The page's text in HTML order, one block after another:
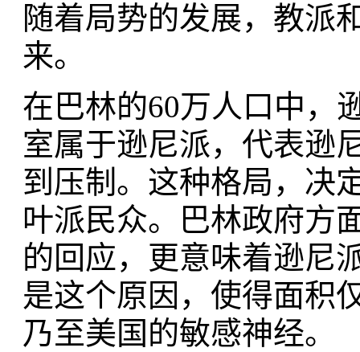
随着局势的发展，教派
来。
在巴林的60万人口中，
室属于逊尼派，代表逊
到压制。这种格局，决
叶派民众。巴林政府方
的回应，更意味着逊尼
是这个原因，使得面积
乃至美国的敏感神经。